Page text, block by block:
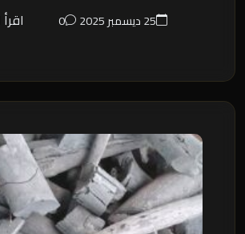
25 ديسمبر 2025 0